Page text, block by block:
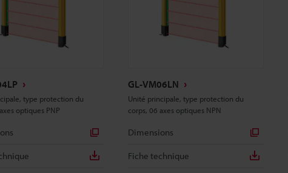
type protection du
optiques PNP
GL-VM06LN
Unité principale, type protection du
corps, 06 axes optiques NPN
Dimensions
Fiche technique